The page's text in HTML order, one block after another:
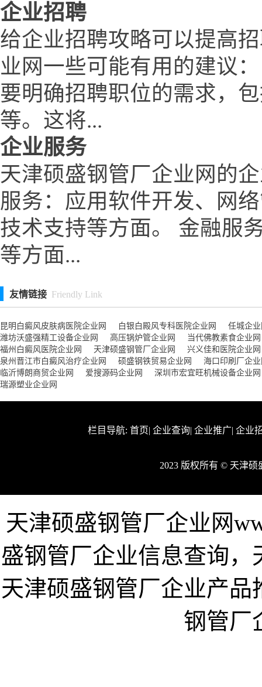
企业招聘
给企业招聘攻略可以提高
业网一些可能有用的建议
要明确招聘职位的需求，
等。这将...
企业服务
天津硕盛钢管厂企业网的
服务：应用软件开发、网
技术支持等方面。 金融服
等方面...
友情链接 Friendly Link
昆明白癜风皮肤病医院企业网 白银白殿风专科医院企业网
任城企
潍坊沃盛强精工设备企业网
高压锅炉管企业网
当代佛教素食企业网
福州白癜风医院企业网
天津硕盛钢管厂企业网
兴义佳和医院企业网
泉州晋江市白癜风治疗企业网
硕盛钢铁贸易企业网
海口印刷厂企
临沂博朗商贸企业网
爱搜源码企业网
深圳市宏宜旺机械设备企业网
瑞源塑业企业网
栏目导航: 首页| 企业查询| 企业推广| 企业
2023 版权所有 © 天津
天津硕盛钢管厂企业网
盛钢管厂企业信息查询
天津硕盛钢管厂企业产
钢管厂